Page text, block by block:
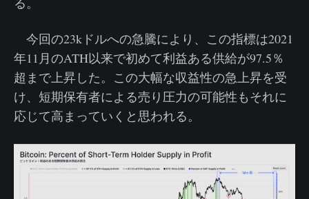
今回の23kドルへの急騰により、この指標は2021
年11月のATH以来で初めて利益ある供給が97.5％
超まで上昇した。この大幅な収益性の急上昇を受
け、短期保有者による売り圧力の可能性もそれに
応じて高まっていくと思われる。